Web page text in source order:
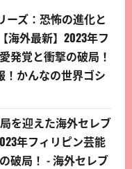
ーズ：恐怖の進化と
【海外最新】2023年フ
発覚と衝撃の破局！
！かんなの世界ゴシ
を迎えた海外セレブ
年フィリピン芸能
破局！ - 海外セレブ